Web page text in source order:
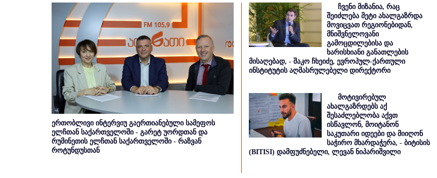
ერთობლივი ინტერვიუ გაერთიანებული სამეფოს
ელჩთან საქართველოში - გარეტ უორდთან და
რუმინეთის ელჩთან საქართველოში - რაზვან
როტუნდუსთან
ჩვენი მიზანია, რაც
შეიძლება მეტი ახალგაზრდა
მოვიცვათ რეგიონებიდან,
მნიშვნელოვანი
გამოცდილებისა და
ხარისხიანი განათლების
მისაღებად, - შაკო ჩხეიძე, ევროპულ-ქართული
ინსტიტუტის აღმასრულებელი დირექტორი
მოტივირებულ
ახალგაზრდებს აქ
შესაძლებლობა აქვთ
ისწავლონ, მოიტანონ
საკუთარი იდეები და მიიღონ
საჭირო მხარდაჭერა, - ბიტისის
(BITISI) დამფუძნებელი, ლევან ნიპარიშვილი